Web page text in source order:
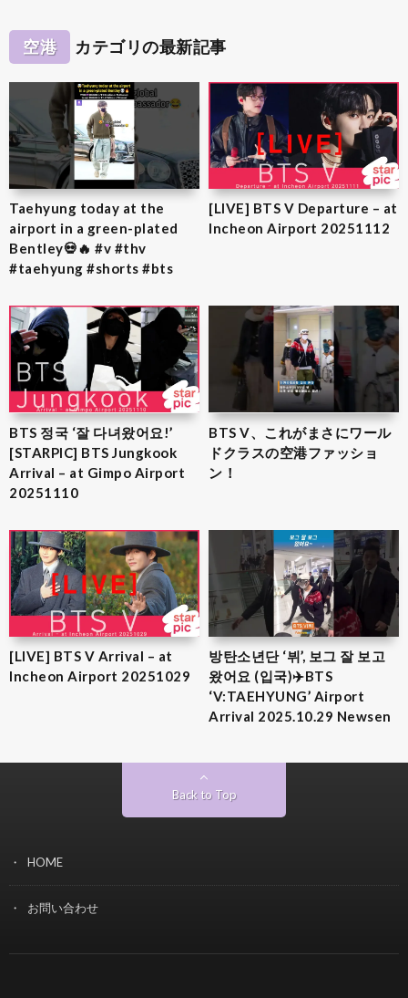
空港 カテゴリの最新記事
Taehyung today at the
airport in a green-plated
Bentley💀🔥 #v #thv
#taehyung #shorts #bts
[LIVE] BTS V Departure – at
Incheon Airport 20251112
BTS 정국 ‘잘 다녀왔어요!’
[STARPIC] BTS Jungkook
Arrival – at Gimpo Airport
20251110
BTS V、これがまさにワール
ドクラスの空港ファッショ
ン！
[LIVE] BTS V Arrival – at
Incheon Airport 20251029
방탄소년단 ‘뷔’, 보그 잘 보고
왔어요 (입국)✈️BTS
‘V:TAEHYUNG’ Airport
Arrival 2025.10.29 Newsen
Back to Top
HOME
お問い合わせ